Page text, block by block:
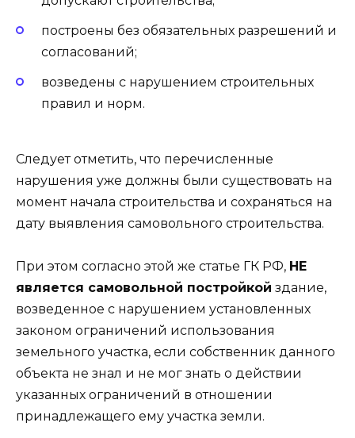
построены без обязательных разрешений и
согласований;
возведены с нарушением строительных
правил и норм.
Следует отметить, что перечисленные
нарушения уже должны были существовать на
момент начала строительства и сохраняться на
дату выявления самовольного строительства.
При этом согласно этой же статье ГК РФ, НЕ
является самовольной постройкой здание,
возведенное с нарушением установленных
законом ограничений использования
земельного участка, если собственник данного
объекта не знал и не мог знать о действии
указанных ограничений в отношении
принадлежащего ему участка земли.